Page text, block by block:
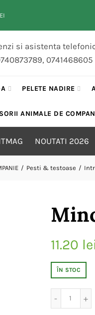
si asistenta
PELETE NADIRE
ANIMALE DE
NOUTATI 2026
Pesti & testoase
11.20
ÎN STOC